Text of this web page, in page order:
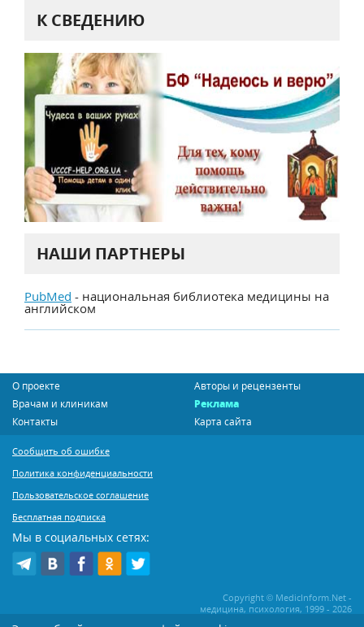
К СВЕДЕНИЮ
НАШИ ПАРТНЕРЫ
PubMed - национальная библиотека медицины на
английском
О проекте
Авторы и рецензенты
Врачам и клиникам
Реклама
Контакты
Карта сайта
Сообщить об ошибке
Политика конфиденциальности
Пользовательское соглашение
Бесплатная подписка
Мы в социальных сетях:
Copyright © MedicInform.Net -
медицина, психология, 1999 - 2026